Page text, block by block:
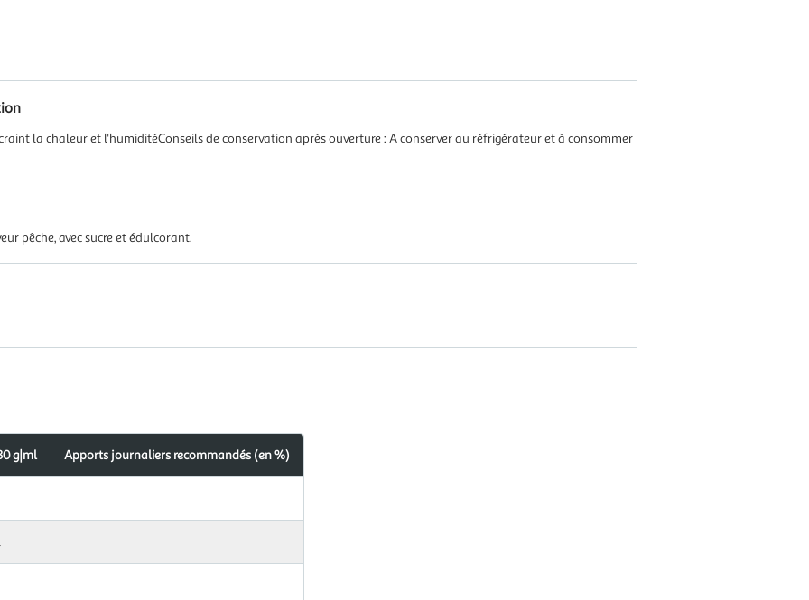
la chaleur et l'humiditéConseils de conservation après ouverture : A conserver au réfrigérateur et à consommer
pêche, avec sucre et édulcorant.
g|ml Apports journaliers recommandés (en %)